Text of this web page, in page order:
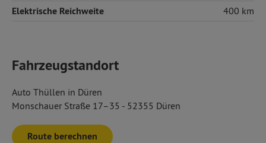
Elektrische Reichweite 400 km
Fahrzeugstandort
Auto Thüllen in Düren
Monschauer Straße 17–35 - 52355 Düren
Route berechnen